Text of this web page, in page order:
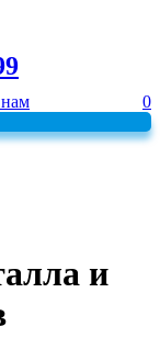
0
и